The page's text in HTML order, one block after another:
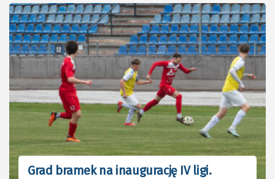
Grad bramek na inaugurację IV ligi.